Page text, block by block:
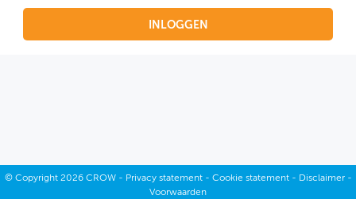
INLOGGEN
© Copyright2026 CROW - Privacy statement- Cookie statement- Disclaimer-
Voorwaarden